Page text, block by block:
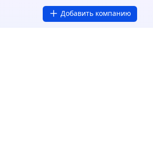
Добавить компанию